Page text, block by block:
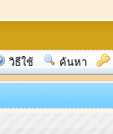
วิธีใช้ ค้นหา